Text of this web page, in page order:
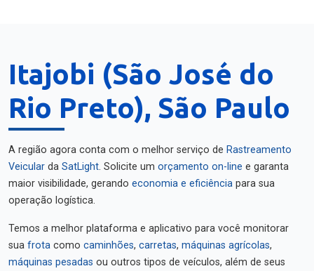
Itajobi (São José do
Rio Preto), São Paulo
A região agora conta com o melhor serviço de Rastreamento
Veicular da SatLight. Solicite um orçamento on-line e garanta
maior visibilidade, gerando economia e eficiência para sua
operação logística.
Temos a melhor plataforma e aplicativo para você monitorar
sua frota como caminhões, carretas, máquinas agrícolas,
máquinas pesadas ou outros tipos de veículos, além de seus